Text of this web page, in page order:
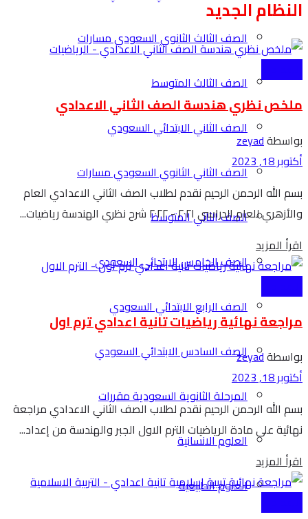
الصف الثالث الثانوي السعودي مسارات
الصف الثالث المتوسط
الصف الثاني الابتدائي السعودي
الصف الثاني الثانوي السعودي مسارات
الصف الثاني المتوسط
الصف الخامس الابتدائي السعودي
الصف الرابع الابتدائي السعودي
الصف السادس الابتدائي السعودي
المرحلة الثانوية السعودية مقررات
العلوم الانسانية
العلوم الطبيعية
النظام الجديد
ملخص نظري هندسة الصف الثاني الاعدادي
بواسطة zeyad
أكتوبر 18, 2023
بسم الله الرحمن الرحيم نقدم لطلاب الصف الثاني الاعدادي العام
والأزهري للعام الدراسي ٢٠٢١ - ٢٠٢٢ شرح نظري الهندسة رياضيات...
اقرأ المزيدDetails
مراجعة نهائية رياضيات تانية اعدادي ترم اول
بواسطة zeyad
أكتوبر 18, 2023
بسم الله الرحمن الرحيم نقدم لطلاب الصف الثاني الاعدادي مراجعة
نهائية على مادة الرياضيات الترم الاول الجبر والهندسة من إعداد...
اقرأ المزيدDetails